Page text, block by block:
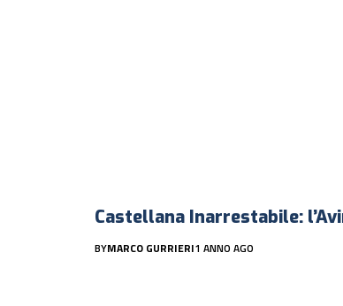
Castellana Inarrestabile:
BYMARCO GURRIERI1 ANNO AGO